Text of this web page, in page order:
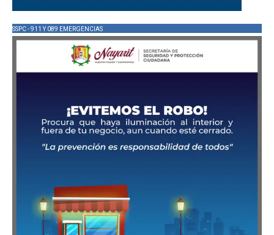
SSPC - 911 Y 089 EMERGENCIAS